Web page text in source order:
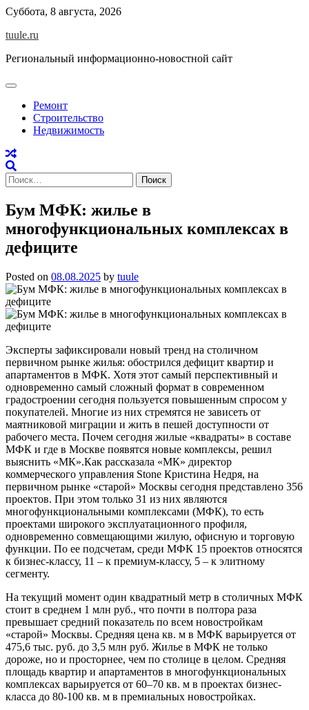
Skip
content
Суббота, 8 августа, 2026
tuule.ru
Региональный информационно-новостной сайт
Ремонт
Строительство
Недвижимость
Найти:
Бум МФК: жилье в
многофункциональных комплексах в
дефиците
Posted on 08.08.2025 by tuule
Эксперты зафиксировали новый тренд на столичном
первичном рынке жилья: обострился дефицит квартир и
апартаментов в МФК. Хотя этот самый перспективный и
одновременно самый сложный формат в современном
градостроении сегодня пользуется повышенным спросом у
покупателей. Многие из них стремятся не зависеть от
маятниковой миграции и жить в пешей доступности от
рабочего места. Почем сегодня жилые «квадраты» в составе
МФК и где в Москве появятся новые комплексы, решил
выяснить «МК».Как рассказала «МК» директор
коммерческого управления Stone Кристина Недря, на
первичном рынке «старой» Москвы сегодня представлено 356
проектов. При этом только 31 из них являются
многофункциональными комплексами (МФК), то есть
проектами широкого эксплуатационного профиля,
одновременно совмещающими жилую, офисную и торговую
функции. По ее подсчетам, среди МФК 15 проектов относятся
к бизнес-классу, 11 – к премиум-классу, 5 – к элитному
сегменту.
На текущий момент один квадратный метр в столичных МФК
стоит в среднем 1 млн руб., что почти в полтора раза
превышает средний показатель по всем новостройкам
«старой» Москвы. Средняя цена кв. м в МФК варьируется от
475,6 тыс. руб. до 3,5 млн руб. Жилье в МФК не только
дороже, но и просторнее, чем по столице в целом. Средняя
площадь квартир и апартаментов в многофункциональных
комплексах варьируется от 60–70 кв. м в проектах бизнес-
класса до 80-100 кв. м в премиальных новостройках.